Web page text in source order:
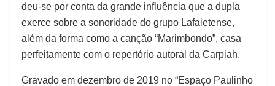
deu-se por conta da grande influência que a dupla
exerce sobre a sonoridade do grupo Lafaietense,
além da forma como a canção “Marimbondo”, casa
perfeitamente com o repertório autoral da Carpiah.
Gravado em dezembro de 2019 no “Espaço Paulinho